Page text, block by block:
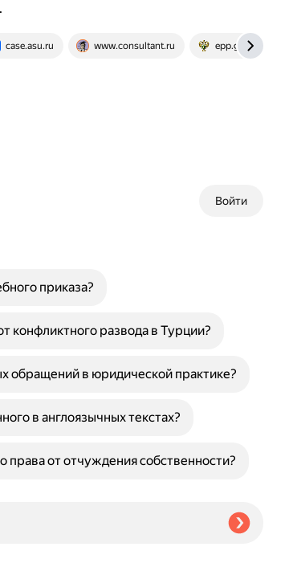
case.asu.ru www.consultant.ru epp.genproc.gov.ru
Войти
приказа?
конфликтного развода в Турции?
обращений в юридической практике?
в англоязычных текстах?
права от отчуждения собственности?